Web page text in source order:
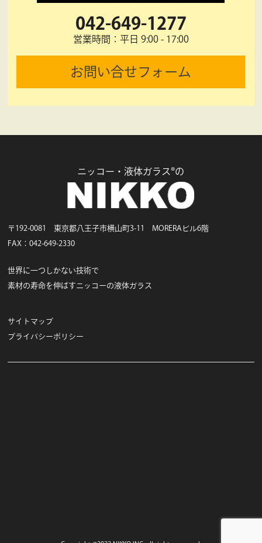
042-649-1277
営業時間：平日 9:00 - 17:00
お問い合せフォーム
ニッコー・液体ガラス®の
〒192-0081 東京都八王子市横山町3-11 MORERAビル6階
FAX：042-649-2330
世界に一つしかない技術で
素材の寿命を伸ばすニッコーの液体ガラス
サイトマップ
プライバシーポリシー